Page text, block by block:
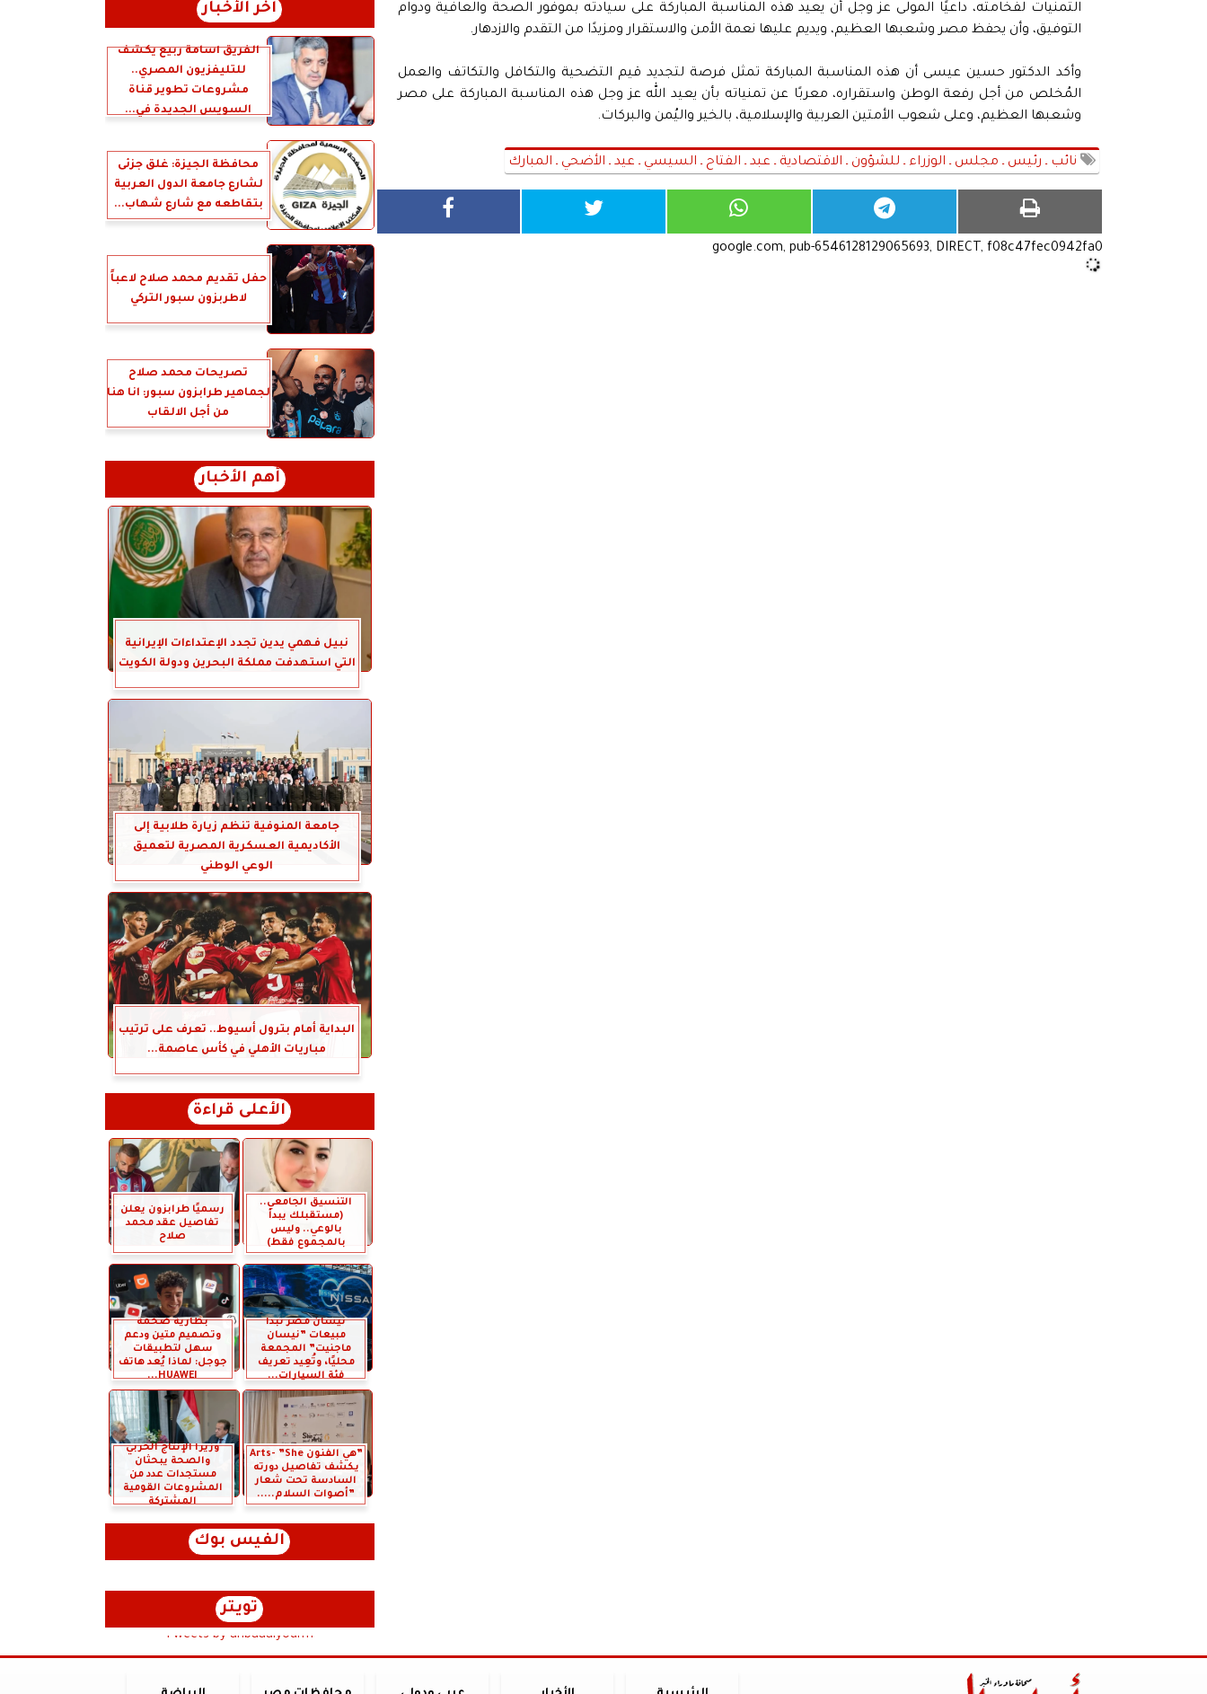
التمنيات لفخامته، داعيًا المولى عز وجل أن يعيد هذه المناسبة المباركة على سيادته بموفور الصحة والعافية ودوام
التوفيق، وأن يحفظ مصر وشعبها العظيم، ويديم عليها نعمة الأمن والاستقرار ومزيدًا من التقدم والازدهار.
وأكد الدكتور حسين عيسى أن هذه المناسبة المباركة تمثل فرصة لتجديد قيم التضحية والتكافل والتكاتف والعمل
المُخلص من أجل رفعة الوطن واستقراره، معربًا عن تمنياته بأن يعيد الله عز وجل هذه المناسبة المباركة على مصر
وشعبها العظيم، وعلى شعوب الأمتين العربية والإسلامية، بالخير واليُمن والبركات.
نائب ـ رئيس ـ مجلس ـ الوزراء ـ للشؤون ـ الاقتصادية ـ عبد ـ الفتاح ـ السيسي ـ عيد ـ الأضحي ـ المبارك
google.com, pub-6546128129065693, DIRECT, f08c47fec0942fa0
آخر الأخبار
الفريق أسامة ربيع يكشف
للتليفزيون المصري..
مشروعات تطوير قناة
السويس الجديدة في...
محافظة الجيزة: غلق جزئى
لشارع جامعة الدول العربية
بتقاطعه مع شارع شهاب...
حفل تقديم محمد صلاح لاعباً
لاطربزون سبور التركي
تصريحات محمد صلاح
لجماهير طرابزون سبور: انا هنا
من أجل الالقاب
أهم الأخبار
نبيل فهمي يدين تجدد الإعتداءات الإيرانية
التي استهدفت مملكة البحرين ودولة الكويت
جامعة المنوفية تنظم زيارة طلابية إلى
الأكاديمية العسكرية المصرية لتعميق
الوعي الوطني
البداية أمام بترول أسيوط.. تعرف على ترتيب
مباريات الأهلي في كأس عاصمة...
الأعلى قراءة
التنسيق الجامعي..
(مستقبلك يبدأ
بالوعي.. وليس
بالمجموع فقط)
رسميًا طرابزون يعلن
تفاصيل عقد محمد
صلاح
نيسان مصر تبدأ
مبيعات ”نيسان
ماجنيت” المجمعة
محليًا، وتُعِيد تعريف
فئة السيارات...
بطارية ضخمة
وتصميم متين ودعم
سهل لتطبيقات
جوجل: لماذا يُعد هاتف
HUAWEI...
”هي الفنون Arts- ”She
يكشف تفاصيل دورته
السادسة تحت شعار
”أصوات السلام.....
وزيرا الإنتاج الحربي
والصحة يبحثان
مستجدات عدد من
المشروعات القومية
المشتركة
الفيس بوك
تويتر
Tweets by anbaaalyoum1